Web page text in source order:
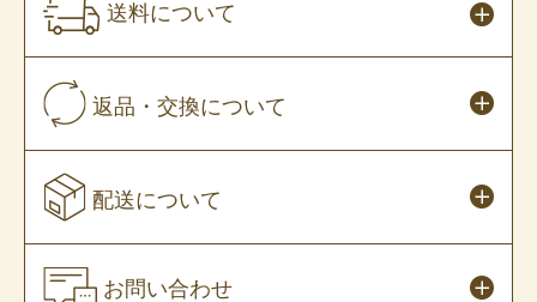
送料について
返品・交換について
配送について
お問い合わせ